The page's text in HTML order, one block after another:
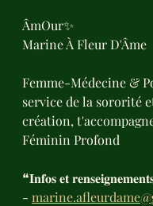
ÂmOur✨
Marine À Fleur D'Âme
Femme-Médecine &
service de la sororité
création,
Féminin Profond
❝𝐈𝐧𝐟𝐨𝐬 𝐞𝐭
-